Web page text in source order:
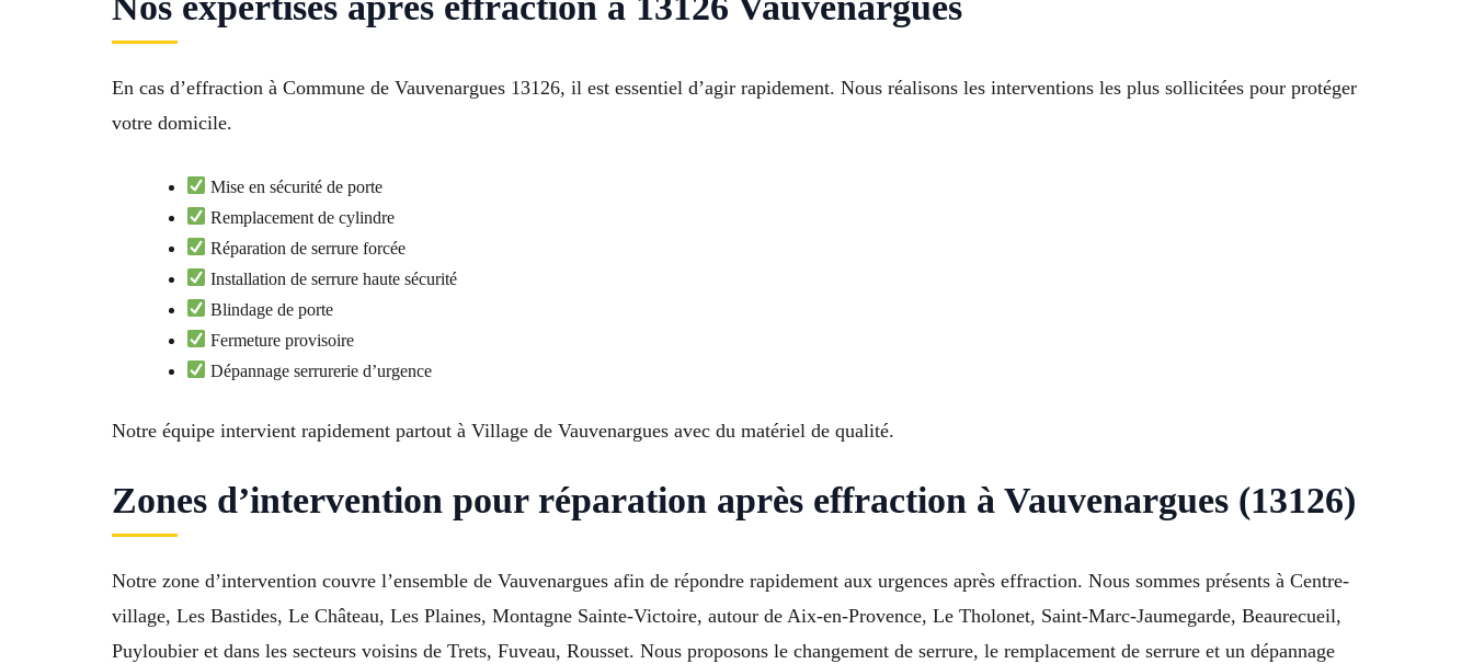
En cas d’effraction à Commune de Vauvenargues 13126, il est essentiel d’agir rapidement. Nous réalisons les interventions les plus sollicitées pour protéger
votre domicile.
Mise en sécurité de porte
Remplacement de cylindre
Réparation de serrure forcée
Installation de serrure haute sécurité
Blindage de porte
Fermeture provisoire
Dépannage serrurerie d’urgence
Notre équipe intervient rapidement partout à Village de Vauvenargues avec du matériel de qualité.
Zones d’intervention pour réparation après effraction à Vauvenargues (13126)
Notre zone d’intervention couvre l’ensemble de Vauvenargues afin de répondre rapidement aux urgences après effraction. Nous sommes présents à Centre-
village, Les Bastides, Le Château, Les Plaines, Montagne Sainte-Victoire, autour de Aix-en-Provence, Le Tholonet, Saint-Marc-Jaumegarde, Beaurecueil,
Puyloubier et dans les secteurs voisins de Trets, Fuveau, Rousset. Nous proposons le changement de serrure, le remplacement de serrure et un dépannage